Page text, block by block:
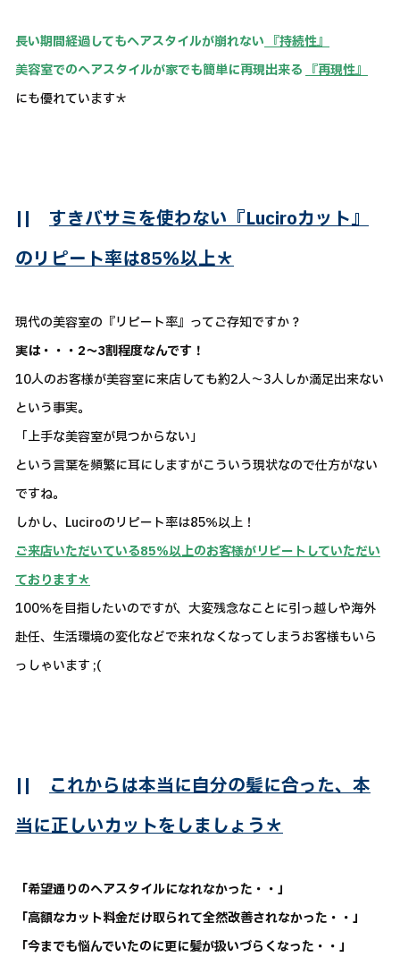
長い期間経過してもヘアスタイルが崩れない 『持続性』
美容室でのヘアスタイルが家でも簡単に再現出来る 『再現性』
にも優れています＊
|| すきバサミを使わない『Luciroカット』
のリピート率は85％以上＊
現代の美容室の『リピート率』ってご存知ですか？
実は・・・2～3割程度なんです！
10人のお客様が美容室に来店しても約2人～3人しか満足出来ない
という事実。
「上手な美容室が見つからない」
という言葉を頻繁に耳にしますがこういう現状なので仕方がない
ですね。
しかし、Luciroのリピート率は85％以上！
ご来店いただいている85％以上のお客様がリピートしていただい
ております＊
100％を目指したいのですが、大変残念なことに引っ越しや海外
赴任、生活環境の変化などで来れなくなってしまうお客様もいら
っしゃいます ;(
|| これからは本当に自分の髪に合った、本
当に正しいカットをしましょう＊
「希望通りのヘアスタイルになれなかった・・」
「高額なカット料金だけ取られて全然改善されなかった・・」
「今までも悩んでいたのに更に髪が扱いづらくなった・・」